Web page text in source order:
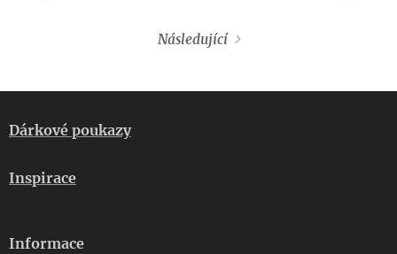
Následující
Dárkové poukazy
Inspirace
Informace